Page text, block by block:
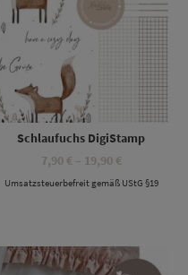
Schlaufuchs DigiStamp
7,90 € – 19,90 €
bis
Umsatzsteuerbefreit gemäß UStG §19
Dieses Produkt weist mehrere Varianten auf. Die Optionen können auf der Produktseite gewählt werden